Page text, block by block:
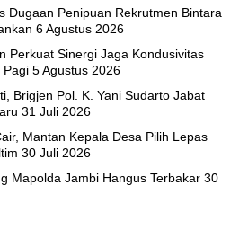
Dugaan Penipuan Rekrutmen Bintara
6 Agustus 2026
Perkuat Sinergi Jaga Kondusivitas
Pagi 5 Agustus 2026
Brigjen Pol. K. Yani Sudarto Jabat
31 Juli 2026
Mantan Kepala Desa Pilih Lepas
30 Juli 2026
Mapolda Jambi Hangus Terbakar 30